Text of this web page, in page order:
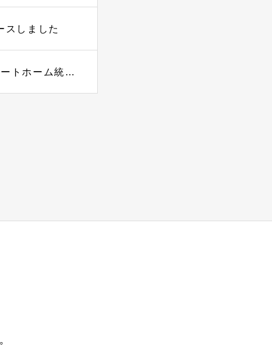
スしました
東京セキスイハイムの全新築戸建て住宅に“スマートホーム統合アプリ”を導入へ 〜 リンクジャパン「HomeLink」を全戸標準採用、ホームIoTで住宅DXを加速 ～